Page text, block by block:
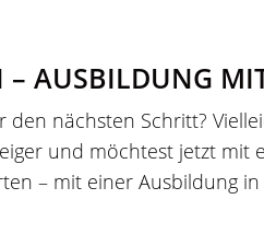
AUSBILDUNG
nächsten Schritt?
und möchtest jetzt mit
– mit einer Ausbildung